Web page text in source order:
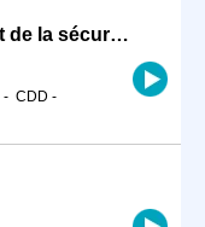
Chargé / Chargée de l'hygiène et de la sécurité du travail en ind (H/F)
- CDD -